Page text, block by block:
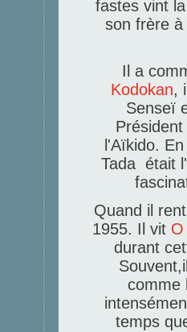
fastes vint
son frère à
Il a
Kodokan,
Senseï
l'Aïkido.
Tada était
Quand il
1955. Il vit
durant
comme
temps